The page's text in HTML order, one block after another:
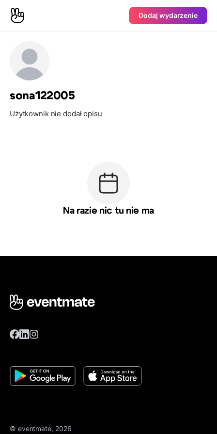
Dodaj wydarzenie
sona122005
Użytkownik nie dodał opisu
Na razie nic tu nie ma
© eventmate, 2026